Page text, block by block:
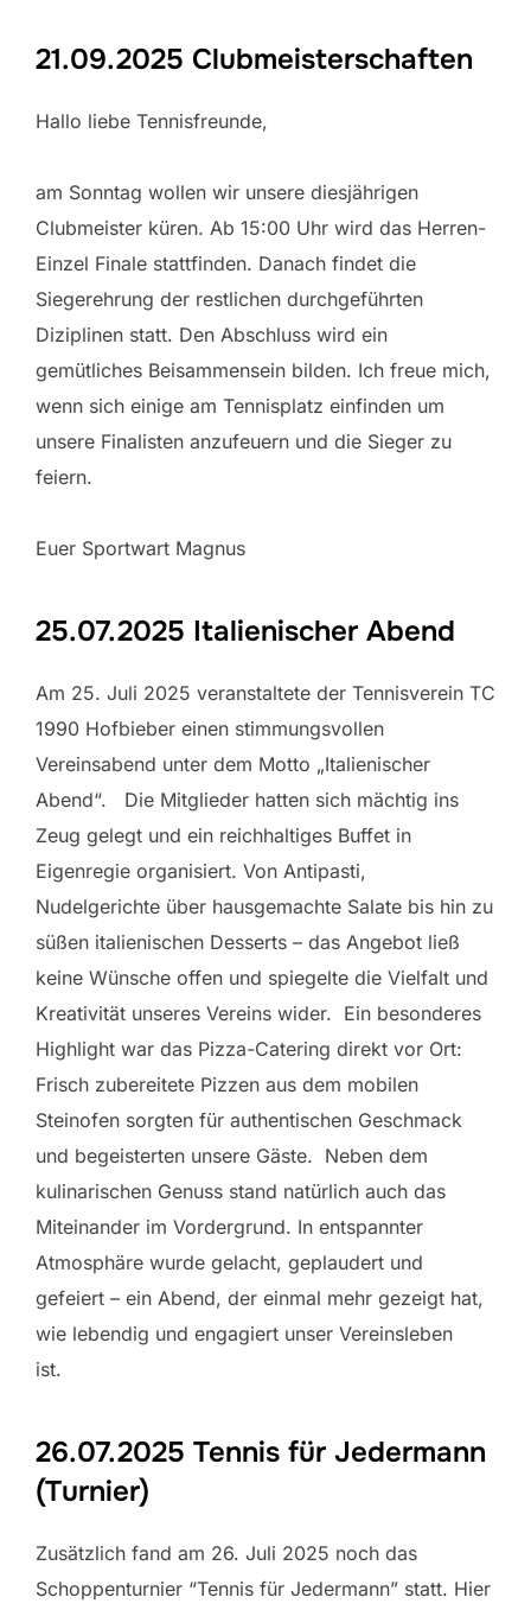
21.09.2025 Clubmeisterschaften
Hallo liebe Tennisfreunde,
am Sonntag wollen wir unsere diesjährigen
Clubmeister küren. Ab 15:00 Uhr wird das Herren-
Einzel Finale stattfinden. Danach findet die
Siegerehrung der restlichen durchgeführten
Diziplinen statt. Den Abschluss wird ein
gemütliches Beisammensein bilden. Ich freue mich,
wenn sich einige am Tennisplatz einfinden um
unsere Finalisten anzufeuern und die Sieger zu
feiern.
Euer Sportwart Magnus
25.07.2025 Italienischer Abend
Am 25. Juli 2025 veranstaltete der Tennisverein TC
1990 Hofbieber einen stimmungsvollen
Vereinsabend unter dem Motto „Italienischer
Abend“. Die Mitglieder hatten sich mächtig ins
Zeug gelegt und ein reichhaltiges Buffet in
Eigenregie organisiert. Von Antipasti,
Nudelgerichte über hausgemachte Salate bis hin zu
süßen italienischen Desserts – das Angebot ließ
keine Wünsche offen und spiegelte die Vielfalt und
Kreativität unseres Vereins wider. Ein besonderes
Highlight war das Pizza-Catering direkt vor Ort:
Frisch zubereitete Pizzen aus dem mobilen
Steinofen sorgten für authentischen Geschmack
und begeisterten unsere Gäste. Neben dem
kulinarischen Genuss stand natürlich auch das
Miteinander im Vordergrund. In entspannter
Atmosphäre wurde gelacht, geplaudert und
gefeiert – ein Abend, der einmal mehr gezeigt hat,
wie lebendig und engagiert unser Vereinsleben
ist.
26.07.2025 Tennis für Jedermann
(Turnier)
Zusätzlich fand am 26. Juli 2025 noch das
Schoppenturnier “Tennis für Jedermann” statt. Hier